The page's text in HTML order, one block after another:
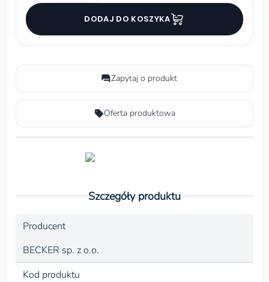
DODAJ DO KOSZYKA
Zapytaj o produkt
Oferta produktowa
Szczegóły produktu
Producent
BECKER sp. z o.o.
Kod produktu